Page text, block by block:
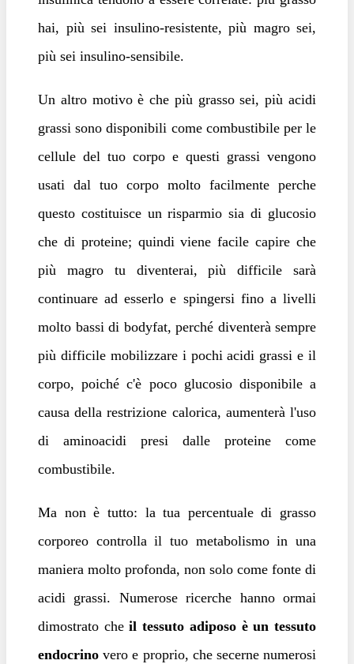
hai, più sei insulino-resistente, più magro sei,
più sei insulino-sensibile.
Un altro motivo è che più grasso sei, più acidi
grassi sono disponibili come combustibile per le
cellule del tuo corpo e questi grassi vengono
usati dal tuo corpo molto facilmente perche
questo costituisce un risparmio sia di glucosio
che di proteine; quindi viene facile capire che
più magro tu diventerai, più difficile sarà
continuare ad esserlo e spingersi fino a livelli
molto bassi di bodyfat, perché diventerà sempre
più difficile mobilizzare i pochi acidi grassi e il
corpo, poiché c'è poco glucosio disponibile a
causa della restrizione calorica, aumenterà l'uso
di aminoacidi presi dalle proteine come
combustibile.
Ma non è tutto: la tua percentuale di grasso
corporeo controlla il tuo metabolismo in una
maniera molto profonda, non solo come fonte di
acidi grassi. Numerose ricerche hanno ormai
dimostrato cheil tessuto adiposo è un tessuto
endocrinovero e proprio, che secerne numerosi